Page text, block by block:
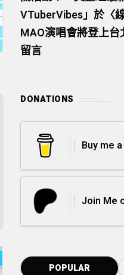
VTuberVibes」於〈
MAO演唱會將登上
留言
DONATIONS
Buy me
Join Me
POPULAR